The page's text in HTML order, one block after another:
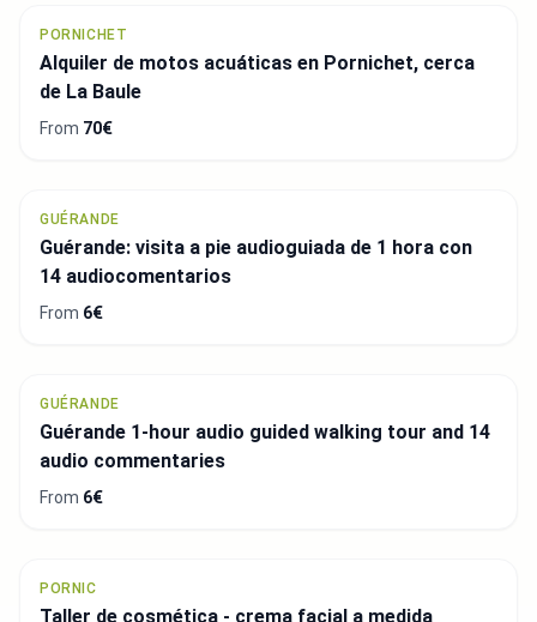
PORNICHET
Alquiler de motos acuáticas en Pornichet, cerca
de La Baule
From 70€
GUÉRANDE
Guérande: visita a pie audioguiada de 1 hora con
14 audiocomentarios
From 6€
GUÉRANDE
Guérande 1-hour audio guided walking tour and 14
audio commentaries
From 6€
PORNIC
Taller de cosmética - crema facial a medida